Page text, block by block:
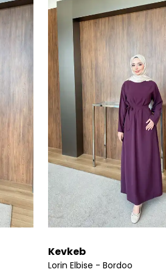
Kevkeb
Lorin Elbise - Bordoo